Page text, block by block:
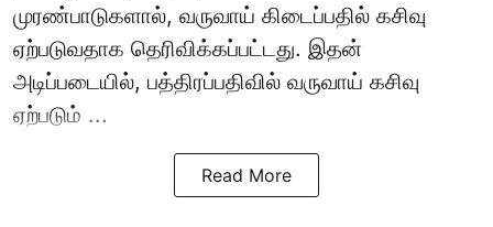
முரண்பாடுகளால், வருவாய் கிடைப்பதில் கசிவு
ஏற்படுவதாக தெரிவிக்கப்பட்டது. இதன்
அடிப்படையில், பத்திரப்பதிவில் வருவாய் கசிவு
ஏற்படும் ...
Read More